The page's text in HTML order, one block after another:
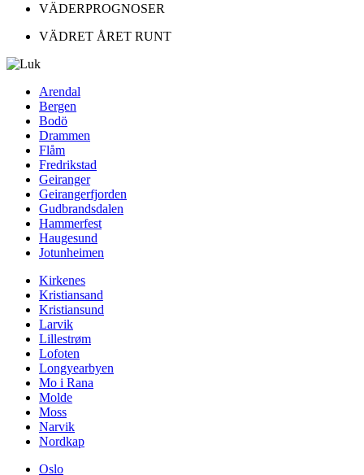
VÄDERPROGNOSER
VÄDRET ÅRET RUNT
Arendal
Bergen
Bodö
Drammen
Flåm
Fredrikstad
Geiranger
Geirangerfjorden
Gudbrandsdalen
Hammerfest
Haugesund
Jotunheimen
Kirkenes
Kristiansand
Kristiansund
Larvik
Lillestrøm
Lofoten
Longyearbyen
Mo i Rana
Molde
Moss
Narvik
Nordkap
Oslo